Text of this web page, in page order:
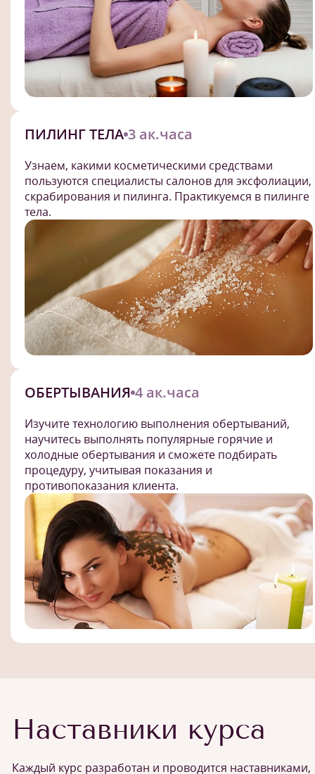
ПИЛИНГ ТЕЛА 3 ак.часа
Узнаем, какими косметическими средствами
пользуются специалисты салонов для эксфолиации,
скрабирования и пилинга. Практикуемся в пилинге
тела.
ОБЕРТЫВАНИЯ 4 ак.часа
Изучите технологию выполнения обертываний,
научитесь выполнять популярные горячие и
холодные обертывания и сможете подбирать
процедуру, учитывая показания и
противопоказания клиента.
Наставники курса
Каждый курс разработан и проводится наставниками,